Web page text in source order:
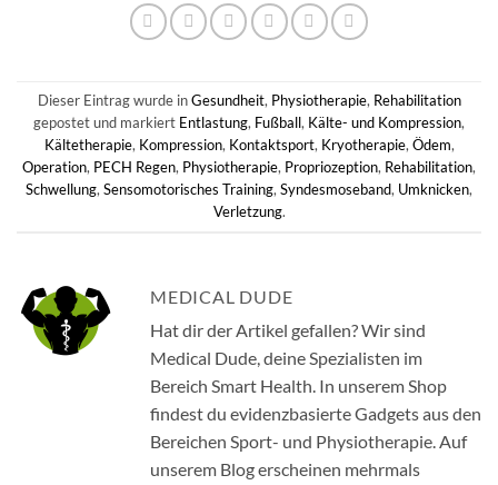
Dieser Eintrag wurde inGesundheit, Physiotherapie, Rehabilitation
gepostet und markiert Entlastung, Fußball, Kälte- und Kompression,
Kältetherapie, Kompression, Kontaktsport, Kryotherapie, Ödem,
Operation, PECH Regen, Physiotherapie, Propriozeption, Rehabilitation,
Schwellung, Sensomotorisches Training, Syndesmoseband, Umknicken,
Verletzung.
MEDICAL DUDE
Hat dir der Artikel gefallen? Wir sind
Medical Dude, deine Spezialisten im
Bereich Smart Health. In unserem Shop
findest du evidenzbasierte Gadgets aus den
Bereichen Sport- und Physiotherapie. Auf
unserem Blog erscheinen mehrmals